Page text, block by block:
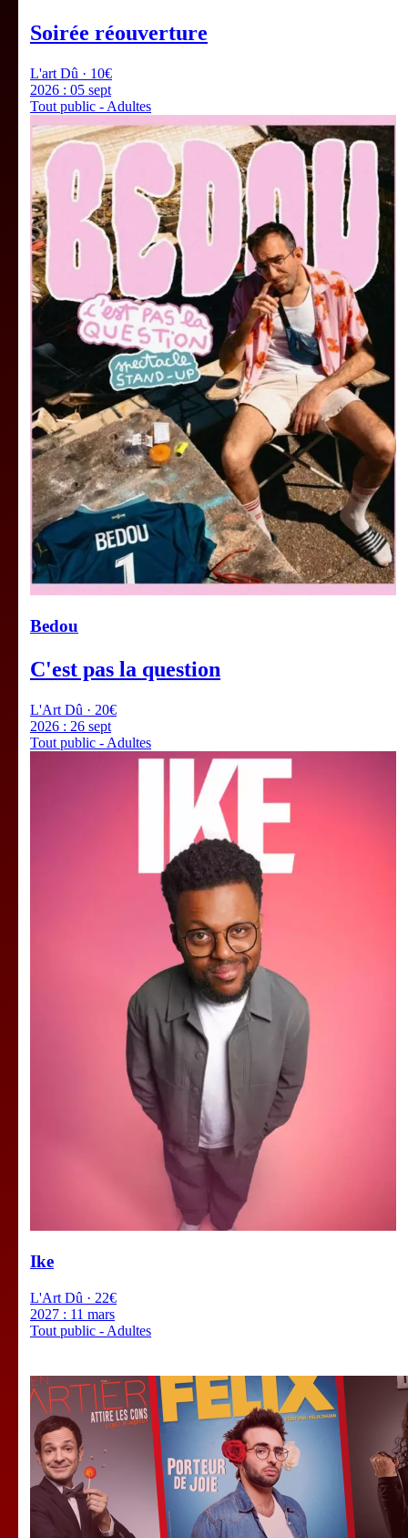
Soirée réouverture
L'art Dû · 10€
2026 : 05 sept
Tout public - Adultes
Bedou
C'est pas la question
L'Art Dû · 20€
2026 : 26 sept
Tout public - Adultes
Ike
L'Art Dû · 22€
2027 : 11 mars
Tout public - Adultes